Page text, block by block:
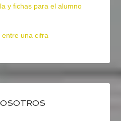
y fichas para el alumno
entre una cifra